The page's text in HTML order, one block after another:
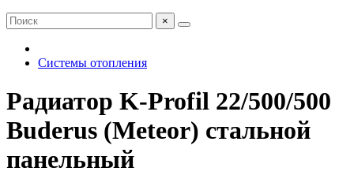
×
Системы отопления
Радиатор K-Profil 22/500/500
Buderus (Meteor) стальной
панельный